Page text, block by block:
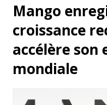
Mango
croissance
accélère son
mondiale